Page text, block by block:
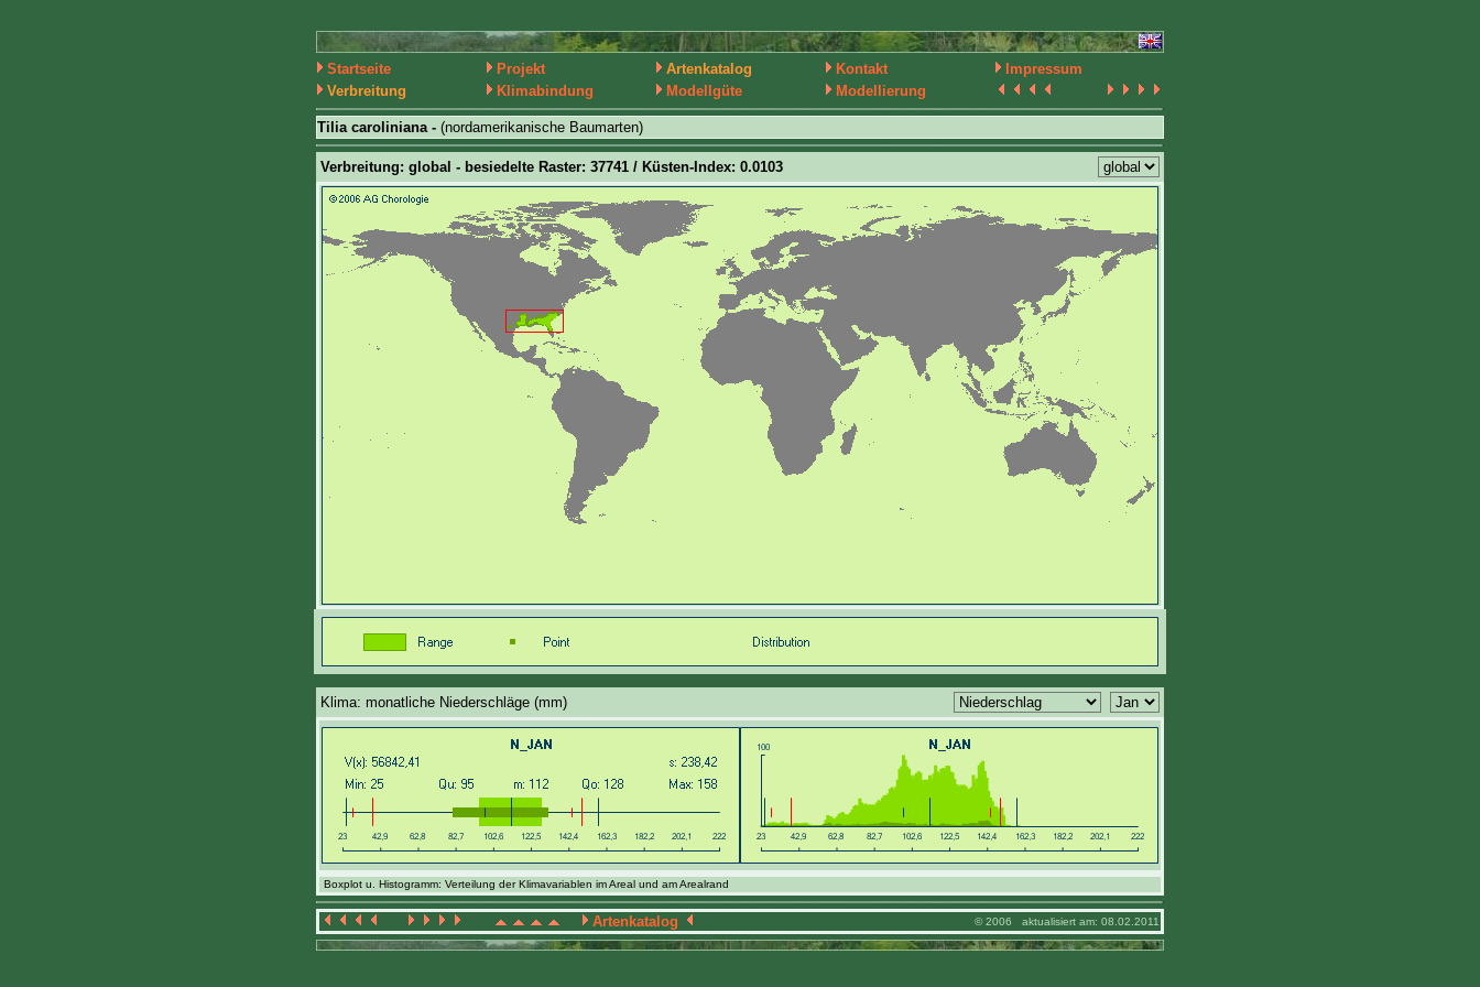
Startseite Projekt Artenkatalog Kontakt
Impressum
Verbreitung
Klimabindung Modellgüte Modellierung
Tilia caroliniana - (nordamerikanische Baumarten)
Verbreitung: global - besiedelte Raster: 37741 / Küsten-Index: 0.0103
Klima: monatliche Niederschläge (mm)
Boxplot u. Histogramm: Verteilung der Klimavariablen im Areal und am Arealrand
Artenkatalog © 2006 aktualisiert am: 08.02.2011